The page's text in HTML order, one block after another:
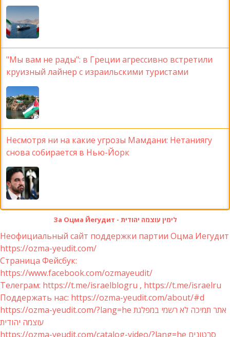
"Мы вам не рады": в Греции агрессивно встретили
круизный лайнер с израильскими туристами
Несмотря ни на какие угрозы Мамдани: Нетаниягу
снова собирается в Нью-Йорк
За Оцма Йегудит - לימין עוצמה יהודית
Неофициальный сайт поддержки партии Оцма Иегудит
https://ozma-yeudit.com/
Страница Фейсбук:
https://www.facebook.com/ozmayeudit/
Телеграм: https://t.me/israelblogru , https://t.me/israelru
Поддержать нас: https://ozma-yeudit.com/about/#d
https://ozma-yeudit.com/?lang=he אתר תמיכה לא רשמי במפלגת
עוצמה יהודית
https://ozma-yeudit.com/catalog-video/?lang=he סרטונים